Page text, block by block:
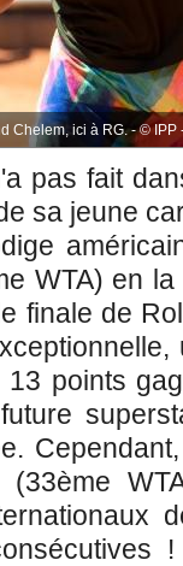
Chelem, ici à RG. - © IPP
pas fait
sa jeune
WTA) en
finale de
points
(33ème